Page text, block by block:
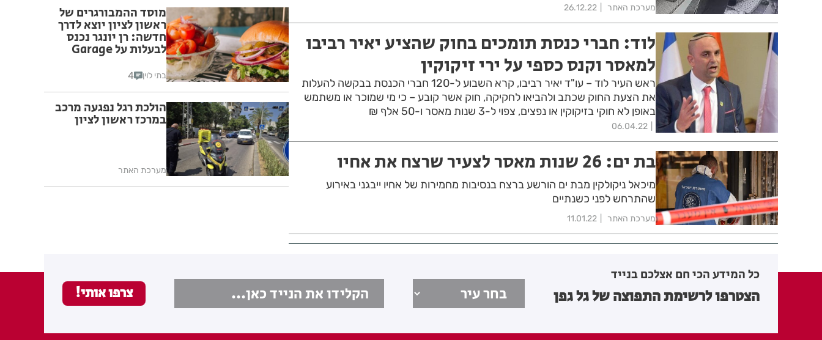
מערכת האתר 26.12.22
לוד: חברי כנסת תומכים בחוק שהציע יאיר רביבו
למאסר וקנס כספי על ירי זיקוקין
ראש העיר לוד – עו"ד יאיר רביבו, קרא השבוע ל-120 חברי הכנסת בבקשה להעלות
את הצעת החוק שכתב ולהביאו לחקיקה, חוק אשר קובע – כי מי שמוכר או משתמש
באופן לא חוקי בזיקוקין או נפצים, צפוי ל-3 שנות מאסר ו-50 אלף ₪
06.04.22
בת ים: 26 שנות מאסר לצעיר שרצח את אחיו
מיכאל ניקולקין מבת ים הורשע ברצח בנסיבות מחמירות של אחיו ייבגני באירוע
שהתרחש לפני כשנתיים
מערכת האתר 11.01.22
מוסד ההמבורגרים של
ראשון לציון יוצא לדרך
חדשה: רן יונגר נכנס
לבעלות על Garage
בתי לוין 4
הולכת רגל נפגעה מרכב
במרכז ראשון לציון
מערכת האתר
כל המידע הכי חם אצלכם בנייד
הצטרפו לרשימת התפוצה של גל גפן